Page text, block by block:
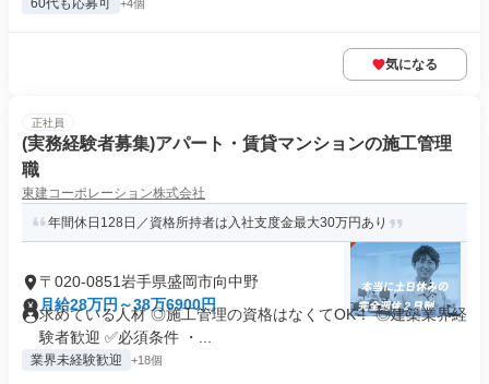
60代も応募可 +4個
気になる
正社員
(実務経験者募集)アパート・賃貸マンションの施工管理
職
東建コーポレーション株式会社
年間休日128日／資格所持者は入社支度金最大30万円あり
〒020-0851岩手県盛岡市向中野
月給28万円～38万6900円
求めている人材 ◎施工管理の資格はなくてOK！ ◎建築業界経
験者歓迎 ✅必須条件 ・...
業界未経験歓迎 +18個